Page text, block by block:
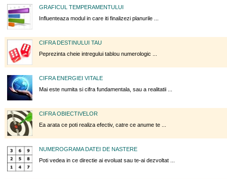
GRAFICUL TEMPERAMENTULUI
Influenteaza modul in care iti finalizezi planurile ...
CIFRA DESTINULUI TAU
Peprezinta cheie intregului tablou numerologic ...
CIFRA ENERGIEI VITALE
Mai este numita si cifra fundamentala, sau a realitatii ...
CIFRA OBIECTIVELOR
Ea arata ce poti realiza efectiv, catre ce anume te ...
NUMEROGRAMA DATEI DE NASTERE
Poti vedea in ce directie ai evoluat sau te-ai dezvoltat ...